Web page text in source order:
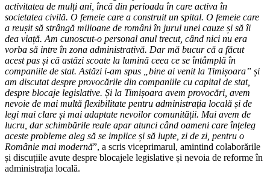
activitatea de mulți ani, încă din perioada în care activa în
societatea civilă. O femeie care a construit un spital. O femeie care
a reușit să strângă milioane de români în jurul unei cauze și să îi
dea viață. Am cunoscut-o personal anul trecut, când nici nu era
vorba să intre în zona administrativă. Dar mă bucur că a făcut
acest pas și că astăzi scoate la lumină ceea ce se întâmplă în
companiile de stat. Astăzi i-am spus „bine ai venit la Timișoara” și
am discutat despre provocările din companiile cu capital de stat,
despre blocaje legislative. Și la Timișoara avem provocări, avem
nevoie de mai multă flexibilitate pentru administrația locală și de
legi mai clare și mai adaptate nevoilor comunității. Mai avem de
lucru, dar schimbările reale apar atunci când oameni care înțeleg
aceste probleme aleg să se implice și să lupte, zi de zi, pentru o
Românie mai modernă”, a scris viceprimarul, amintind colaborările
și discuțiile avute despre blocajele legislative și nevoia de reforme în
administrația locală.